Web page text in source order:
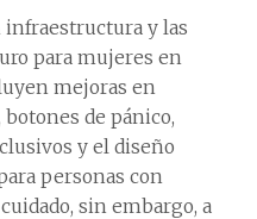
infraestructura y las
para mujeres en
mejoras en
de pánico,
y el diseño
personas con
sin embargo, a